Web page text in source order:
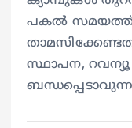
പകൽ സമയത്ത്
സ്ഥാപന, റവന്യൂ